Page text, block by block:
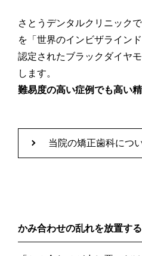
さとうデンタルクリニック
を「世界のインビザライン
認定されたブラックダイヤ
します。
難易度の高い症例でも高い
当院の矯正歯科につ
かみ合わせの乱れを放置す